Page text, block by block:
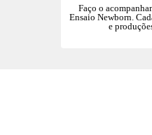
Faço o
Ensaio Newborn.
e